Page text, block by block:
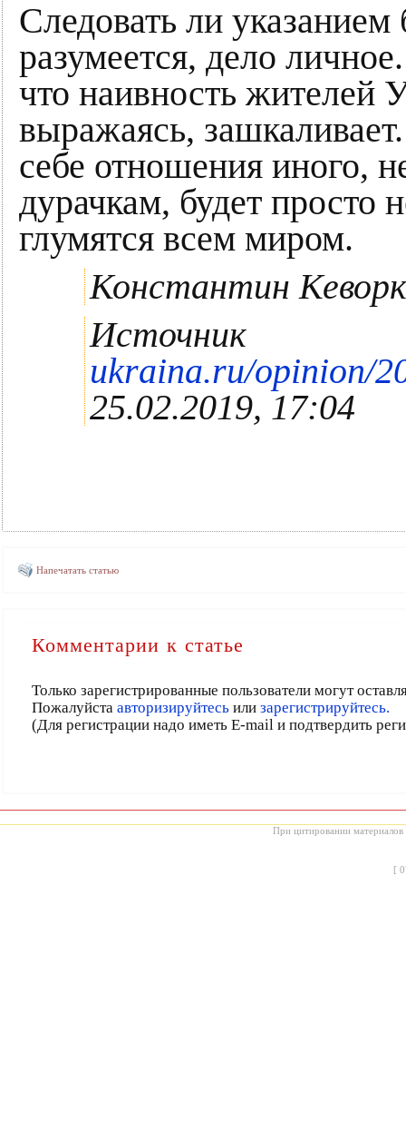
Следовать ли
разумеется, дело
что наивность жителей
выражаясь,
себе отношения иного,
дурачкам, будет просто
глумятся всем миром.
Константин
Источник
ukraina.ru/opinion/
25.02.2019, 17:04
Напечатать статью
Комментарии к статье
Только зарегистрированные пользователи могут
Пожалуйста авторизируйтесьили зарегистрируйтесь.
(Для регистрации надо иметь E-mail и подтвердить
При цитировании материалов
[